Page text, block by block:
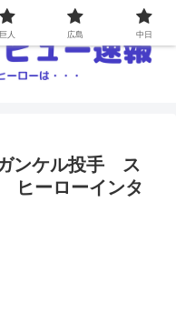
ンケル投手 ス
ーローインタ
巨人 広島 中日